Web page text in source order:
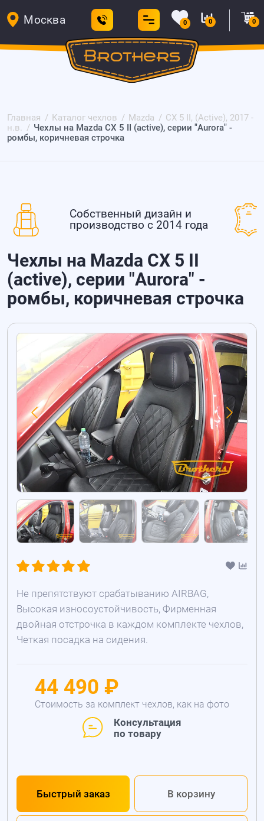
Москва 0 0 0
Главная Каталог чехлов Mazda
CX 5 II, (Active), 2017 -
н.в.
Чехлы на Mazda CX 5 II (active), серии "Aurora" -
ромбы, коричневая строчка
Собственный дизайн и
производство с 2014 года
Чехлы на Mazda CX 5 II
(active), серии "Aurora" -
ромбы, коричневая строчка
Не препятствуют срабатыванию AIRBAG,
Высокая износоустойчивость, Фирменная
двойная отстрочка в каждом комплекте чехлов,
Четкая посадка на сидения.
44 490 ₽
Стоимость за комплект чехлов, как на фото
Консультация
по товару
Быстрый заказ В корзину